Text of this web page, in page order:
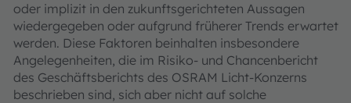
oder implizit in den zukunftsgerichteten Aussagen
wiedergegeben oder aufgrund früherer Trends erwartet
werden. Diese Faktoren beinhalten insbesondere
Angelegenheiten, die im Risiko- und Chancenbericht
des Geschäftsberichts des OSRAM Licht-Konzerns
beschrieben sind, sich aber nicht auf solche